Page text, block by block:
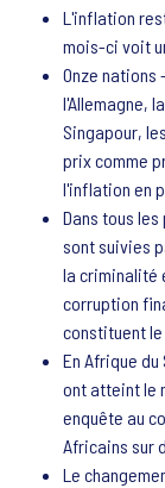
L'inflation
mois-ci voit
Onze nations
l'Allemagne,
Singapour,
prix comme
l'inflation en
Dans tous
sont suivies
la criminalité
corruption
constituent
En Afrique
ont atteint le
enquête au
Africains sur
Le